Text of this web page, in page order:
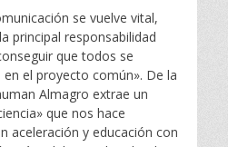
se vuelve vital,
principal responsabilidad
que todos se
en el proyecto común». De la
Almagro extrae un
que nos hace
aceleración y educación con